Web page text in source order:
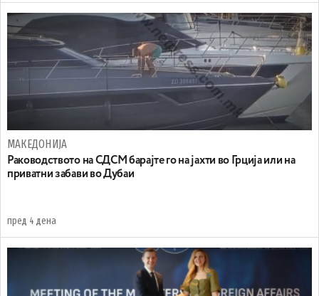
МАКЕДОНИЈА
Раководството на СДСМ барајте го на јахти во Грција или на
приватни забави во Дубаи
пред 4 дена